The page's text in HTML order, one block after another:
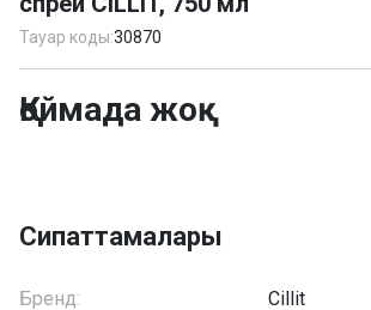
1
Тауар коды:30870
Қоймада жоқ
Сипаттамалары
Бренд:
Cillit